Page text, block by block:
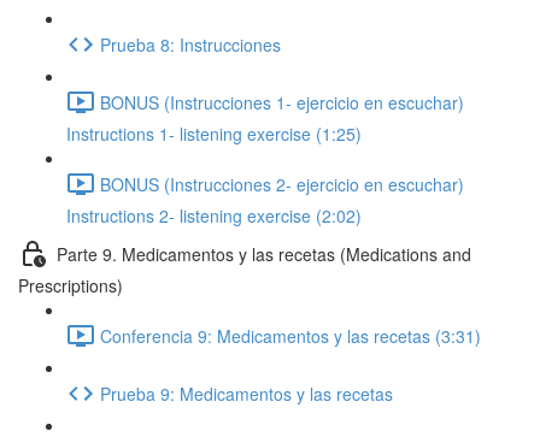
Prueba 8: Instrucciones
BONUS (Instrucciones 1- ejercicio en escuchar)
Instructions 1- listening exercise (1:25)
BONUS (Instrucciones 2- ejercicio en escuchar)
Instructions 2- listening exercise (2:02)
Parte 9. Medicamentos y las recetas (Medications and
Prescriptions)
Conferencia 9: Medicamentos y las recetas (3:31)
Prueba 9: Medicamentos y las recetas